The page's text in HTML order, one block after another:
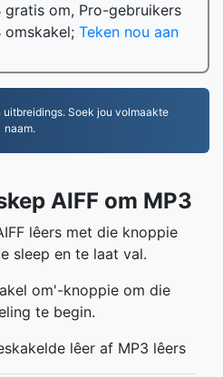
gratis om, Pro-gebruikers
omskakel; Teken nou aan
Soek jou volmaakte
naam.
AIFF om MP3
lêers met die knoppie
sleep en te laat val.
om'-knoppie om die
te begin.
lêer af MP3 lêers